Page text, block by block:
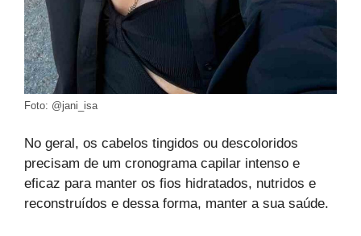
Foto: @jani_isa
No geral, os cabelos tingidos ou descoloridos
precisam de um cronograma capilar intenso e
eficaz para manter os fios hidratados, nutridos e
reconstruídos e dessa forma, manter a sua saúde.